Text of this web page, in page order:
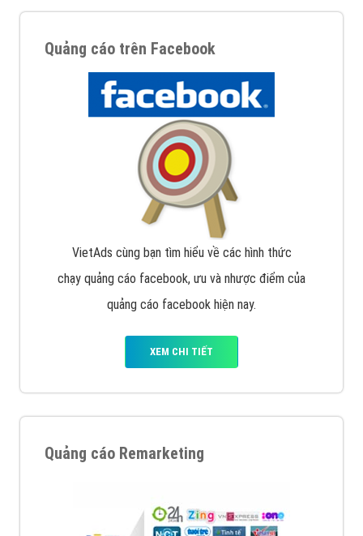
Quảng cáo trên Facebook
VietAds cùng bạn tìm hiểu về các hình thức
chạy quảng cáo facebook, ưu và nhược điểm của
quảng cáo facebook hiện nay.
XEM CHI TIẾT
Quảng cáo Remarketing